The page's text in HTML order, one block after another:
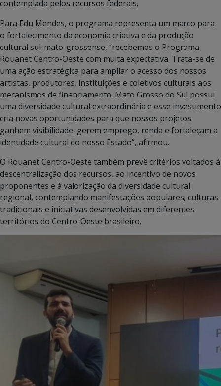
contemplada pelos recursos federais.
Para Edu Mendes, o programa representa um marco para
o fortalecimento da economia criativa e da produção
cultural sul-mato-grossense, “recebemos o Programa
Rouanet Centro-Oeste com muita expectativa. Trata-se de
uma ação estratégica para ampliar o acesso dos nossos
artistas, produtores, instituições e coletivos culturais aos
mecanismos de financiamento. Mato Grosso do Sul possui
uma diversidade cultural extraordinária e esse investimento
cria novas oportunidades para que nossos projetos
ganhem visibilidade, gerem emprego, renda e fortaleçam a
identidade cultural do nosso Estado”, afirmou.
O Rouanet Centro-Oeste também prevê critérios voltados à
descentralização dos recursos, ao incentivo de novos
proponentes e à valorização da diversidade cultural
regional, contemplando manifestações populares, culturas
tradicionais e iniciativas desenvolvidas em diferentes
territórios do Centro-Oeste brasileiro.